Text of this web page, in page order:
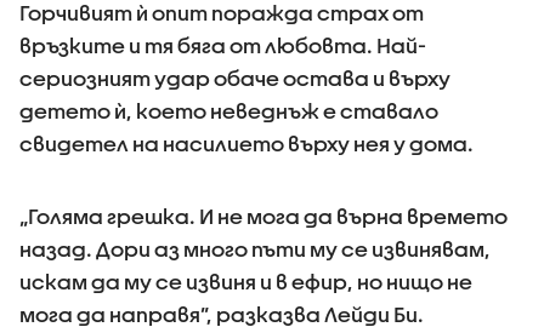
Горчивият ѝ опит поражда страх от
връзките и тя бяга от любовта. Най-
сериозният удар обаче остава и върху
детето ѝ, което неведнъж е ставало
свидетел на насилието върху нея у дома.
„Голяма грешка. И не мога да върна времето
назад. Дори аз много пъти му се извинявам,
искам да му се извиня и в ефир, но нищо не
мога да направя”, разказва Лейди Би.